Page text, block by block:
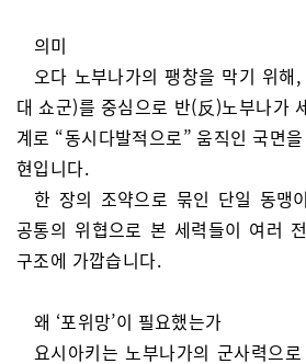
의미
오다 노부나가의 팽창을 막기 위해
대 쇼군)를 중심으로 반(反)노부나가
계로 “동시다발적으로” 움직인 국면
현입니다.
한 장의 조약으로 묶인 단일 동맹
공통의 위협으로 본 세력들이 여러
구조에 가깝습니다.
왜 ‘포위망’이 필요했는가
요시아키는 노부나가의 군사력으